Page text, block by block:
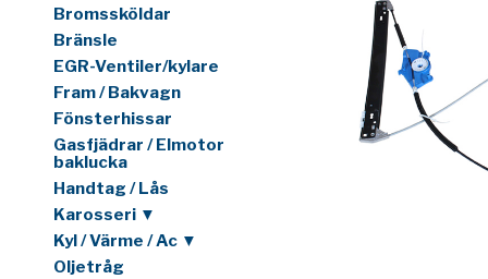
Bromssköldar
Bränsle
EGR-Ventiler/kylare
Fram / Bakvagn
Fönsterhissar
Gasfjädrar / Elmotor
baklucka
Handtag / Lås
Karosseri ▼
Kyl / Värme / Ac ▼
Oljetråg